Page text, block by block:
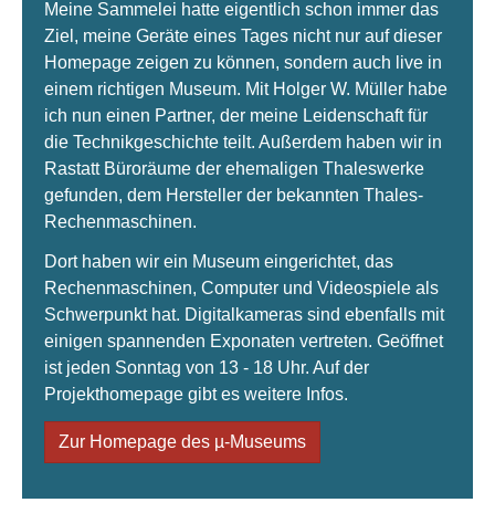
Meine Sammelei hatte eigentlich schon immer das
Ziel, meine Geräte eines Tages nicht nur auf dieser
Homepage zeigen zu können, sondern auch live in
einem richtigen Museum. Mit Holger W. Müller habe
ich nun einen Partner, der meine Leidenschaft für
die Technikgeschichte teilt. Außerdem haben wir in
Rastatt Büroräume der ehemaligen Thaleswerke
gefunden, dem Hersteller der bekannten Thales-
Rechenmaschinen.
Dort haben wir ein Museum eingerichtet, das
Rechenmaschinen, Computer und Videospiele als
Schwerpunkt hat. Digitalkameras sind ebenfalls mit
einigen spannenden Exponaten vertreten. Geöffnet
ist jeden Sonntag von 13 - 18 Uhr. Auf der
Projekthomepage gibt es weitere Infos.
Zur Homepage des µ-Museums